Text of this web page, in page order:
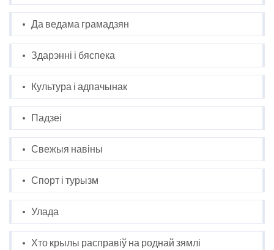
Да ведама грамадзян
Здарэнні і бяспека
Культура і адпачынак
Падзеі
Свежыя навіны
Спорт і турызм
Улада
Хто крылы расправіў на роднай зямлі